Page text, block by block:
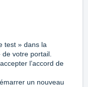
test » dans la
votre portail.
l’accord de
un nouveau